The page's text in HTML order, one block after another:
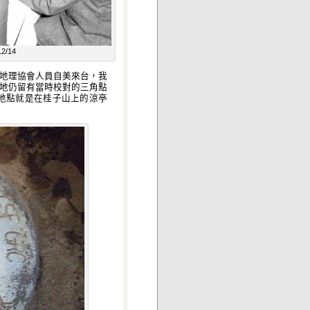
14
理協會人員自美來台，我
仍留有當時校對的三角點
點就是在桂子山上的涼亭